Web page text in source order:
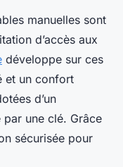
manuelles sont
d’accès aux
développe sur ces
et un confort
d’un
une clé. Grâce
sécurisée pour